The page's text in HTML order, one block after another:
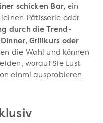
schicken Bar, ein
Pâtisserie oder
durch die Trend-
Grillkurs oder
die Wahl und können
worauf Sie Lust
einml ausprobieren